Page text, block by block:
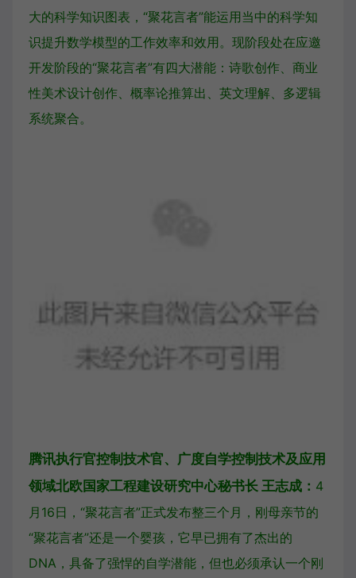
大的科学知识图表，“聚花言者”能运用当中的科学知
识提升数学模型的工作效率和效用。现阶段处在应邀
开发阶段的“聚花言者”有四大潜能：诗歌创作、商业
性美术设计创作、概率论推算出、英文理解、多逻辑
系统聚合。
腾讯执行官控制技术官、广度自学控制技术及应用
领域北欧国家工程建设研究中心秘书长 王志成： 4
月16日，“聚花言者”正式发布整三个月，刚母亲节的
“聚花言者”还是一个婴孩，它早已拥有了杰出的
DNA，具备了强悍的自学潜能，但也必须承认一个刚